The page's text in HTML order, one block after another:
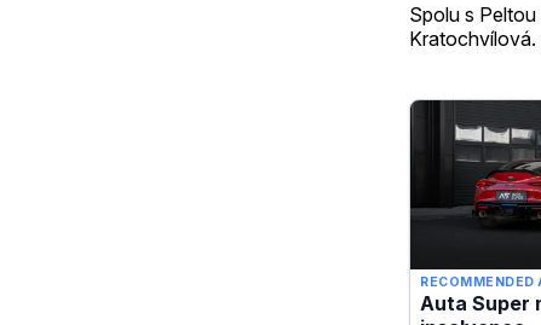
Spolu s
Kratochvílová.